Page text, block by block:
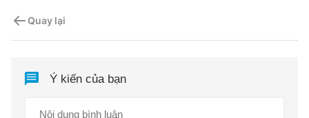
Quay lại
Ý kiến của bạn